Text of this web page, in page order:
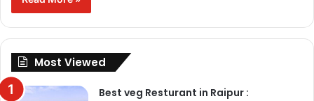
Most Viewed
Best veg Resturant in Raipur :